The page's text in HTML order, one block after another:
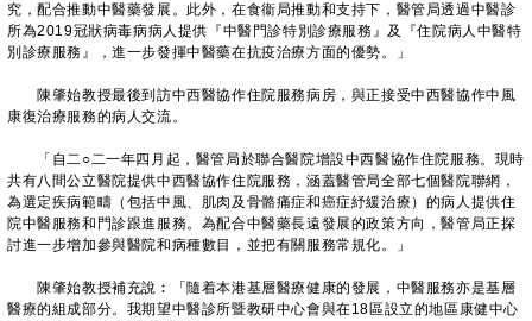
究，配合推動中醫藥發展。此外，在食衞局推動和支持下，醫管局透過中醫診
所為2019冠狀病毒病病人提供『中醫門診特別診療服務』及『住院病人中醫特
別診療服務』，進一步發揮中醫藥在抗疫治療方面的優勢。」
陳肇始教授最後到訪中西醫協作住院服務病房，與正接受中西醫協作中風
康復治療服務的病人交流。
「自二○二一年四月起，醫管局於聯合醫院增設中西醫協作住院服務。現時
共有八間公立醫院提供中西醫協作住院服務，涵蓋醫管局全部七個醫院聯網，
為選定疾病範疇（包括中風、肌肉及骨骼痛症和癌症紓緩治療）的病人提供住
院中醫服務和門診跟進服務。為配合中醫藥長遠發展的政策方向，醫管局正探
討進一步增加參與醫院和病種數目，並把有關服務常規化。」
陳肇始教授補充說︰「隨着本港基層醫療健康的發展，中醫服務亦是基層
醫療的組成部分。我期望中醫診所暨教研中心會與在18區設立的地區康健中心